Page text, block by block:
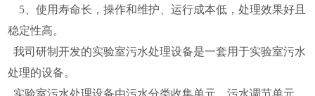
5、使用寿命长，操作和维护、运行成本低，处理效果好且
稳定性高。
我司研制开发的实验室污水处理设备是一套用于实验室污水
处理的设备。
实验室污水处理设备由污水分类收集单元、污水调节单元、